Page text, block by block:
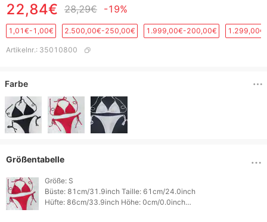
22,84€ 28,29€ -19%
1,01€-1,00€ 2.500,00€-250,00€ 1.999,00€-200,00€
Artikelnr.: 35010800
Farbe
Größentabelle
Größe: S
Büste: 81cm/31.9inch Taille: 61cm/24.0inch
Hüfte: 86cm/33.9inch Höhe: 0cm/0.0inch